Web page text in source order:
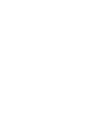
de
K, Lind K,